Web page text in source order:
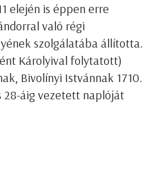
elején is éppen erre
való régi
szolgálatába állította.
Károlyival folytatott)
Bivolínyi Istvánnak 1710.
28-áig vezetett naplóját